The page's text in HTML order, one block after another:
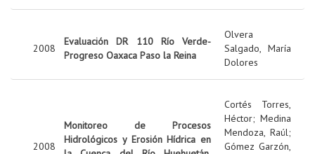
2008
Evaluación DR 110 Río Verde-
Progreso Oaxaca Paso la Reina
Olvera
Salgado, María
Dolores
2008
Monitoreo de Procesos
Hidrológicos y Erosión Hídrica en
Cortés Torres,
Héctor; Medina
Mendoza, Raúl;
Gómez Garzón,